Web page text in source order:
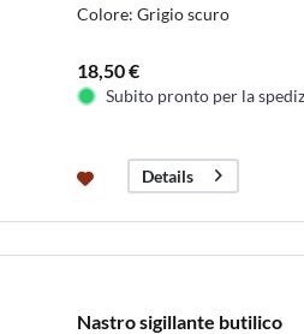
Colore: Grigio scuro
18,50 €
Subito pronto per la
Details
Nastro sigillante butilico